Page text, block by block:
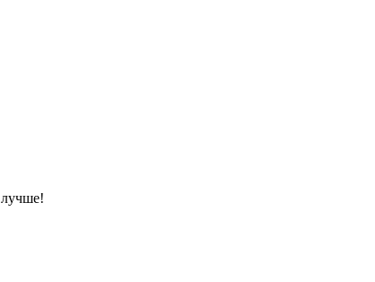
лучше!